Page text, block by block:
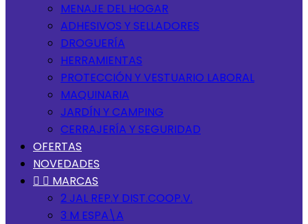
MENAJE DEL HOGAR
ADHESIVOS Y SELLADORES
DROGUERÍA
HERRAMIENTAS
PROTECCIÓN Y VESTUARIO LABORAL
MAQUINARIA
JARDÍN Y CAMPING
CERRAJERÍA Y SEGURIDAD
OFERTAS
NOVEDADES
  MARCAS
2 JAL REP.Y DIST.COOP.V.
3 M ESPA\A